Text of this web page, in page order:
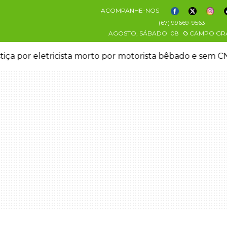
ACOMPANHE-NOS
(67) 99669-9563
AGOSTO, SÁBADO 08 CAMPO
por eletricista morto por motorista bêbado e sem